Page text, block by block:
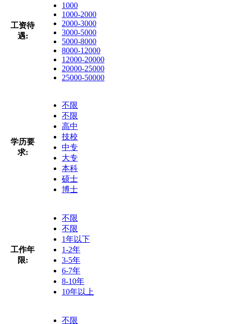
工资待
遇:
1000
1000-2000
2000-3000
3000-5000
5000-8000
8000-12000
12000-20000
20000-25000
25000-50000
学历要
求:
不限
不限
高中
技校
中专
大专
本科
硕士
博士
工作年
限:
不限
不限
1年以下
1-2年
3-5年
6-7年
8-10年
10年以上
不限